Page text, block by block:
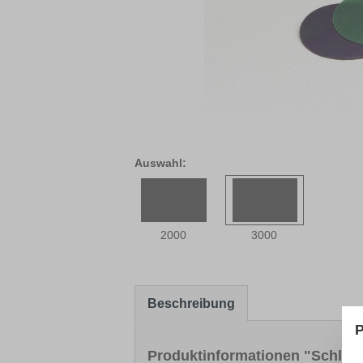
Auswahl:
2000 3000
Beschreibung
Produktinformationen